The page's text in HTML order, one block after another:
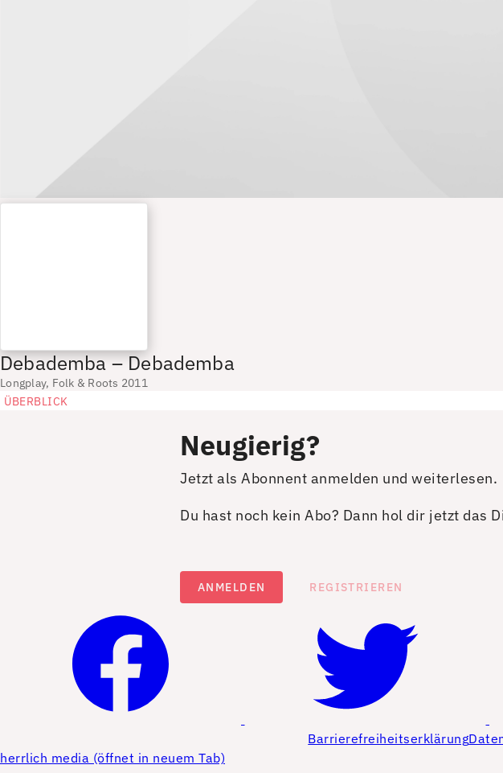
Debademba – Debademba
Longplay, Folk & Roots 2011
ÜBERBLICK
Neugierig?
Jetzt als Abonnent anmelden und weiterlesen.
Du hast noch kein Abo? Dann hol dir jetzt das
ANMELDEN REGISTRIEREN
Barrierefreiheitserklärung
herrlich media (öffnet in neuem Tab)